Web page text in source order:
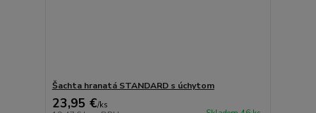
Šachta hranatá STANDARD s úchytom
23,95 €/ks